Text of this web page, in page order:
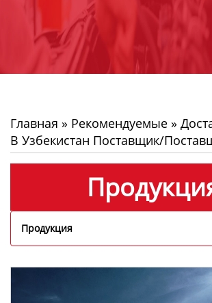
Главная » Рекомендуемые »
В Узбекистан Поставщик/
Продукция